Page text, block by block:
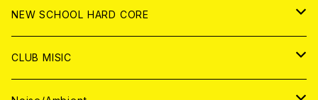
CD
ANALOG
CD
ANALOG
CD
ANALOG
WORLD
CD
ANALOG
JAPAN
CD
ANALOG
WORLD
CD
NEW SCHOOL HARD CORE
JAPAN
CD
CLUB MISIC